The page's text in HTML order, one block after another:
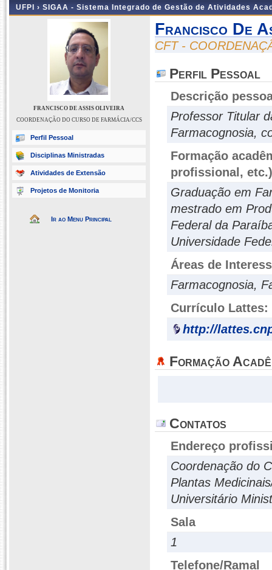
UFPI › SIGAA - Sistema Integrado de Gestão de Atividades
FRANCISCO DE ASSIS OLIVEIRA
COORDENAÇÃO DO CURSO DE FARMÁCIA/CCS
Perfil Pessoal
Disciplinas Ministradas
Atividades de Extensão
Projetos de Monitoria
Ir ao Menu Principal
Francisco De
CFT -
Perfil Pessoal
Descrição
Professor Titular
Farmacognosia,
Formação
profissional, etc.)
Graduação em
mestrado em
Federal da
Universidade
Áreas de
Farmacognosia,
Currículo Lattes:
http://
Formação
Contatos
Endereço
Coordenação do
Plantas
Universitário
Sala
1
Telefone/Ramal